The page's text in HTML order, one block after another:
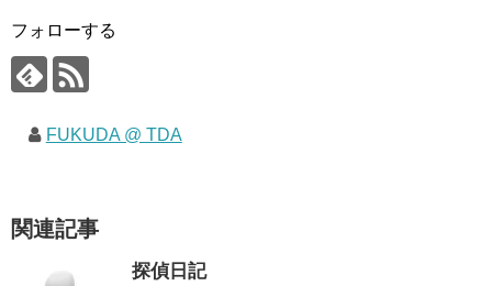
フォローする
FUKUDA @ TDA
関連記事
探偵日記